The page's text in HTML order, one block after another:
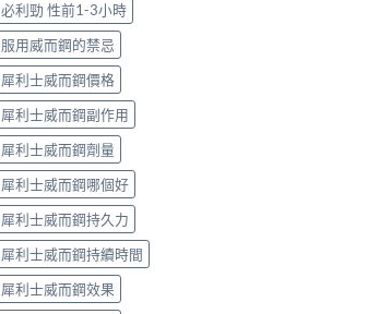
必利勁 性前1-3小時
服用威而鋼的禁忌
犀利士威而鋼價格
犀利士威而鋼副作用
犀利士威而鋼劑量
犀利士威而鋼哪個好
犀利士威而鋼持久力
犀利士威而鋼持續時間
犀利士威而鋼效果